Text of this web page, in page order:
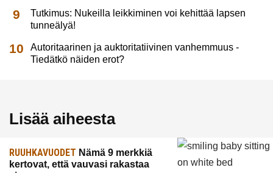
Tutkimus: Nukeilla leikkiminen voi kehittää lapsen
tunneälyä!
Autoritaarinen ja auktoritatiivinen vanhemmuus -
Tiedätkö näiden erot?
Lisää aiheesta
RUUHKAVUODET Nämä 9 merkkiä
kertovat, että vauvasi rakastaa